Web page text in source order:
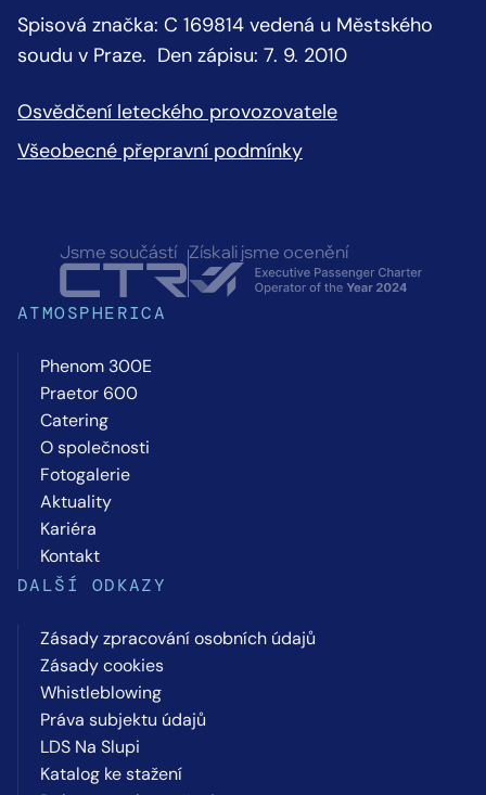
Spisová značka: C 169814 vedená u Městského
soudu v Praze. Den zápisu: 7. 9. 2010
Osvědčení leteckého provozovatele
Všeobecné přepravní podmínky
Jsme součástí Získali jsme ocenění
ATMOSPHERICA
Phenom 300E
Praetor 600
Catering
O společnosti
Fotogalerie
Aktuality
Kariéra
Kontakt
DALŠÍ ODKAZY
Zásady zpracování osobních údajů
Zásady cookies
Whistleblowing
Práva subjektu údajů
LDS Na Slupi
Katalog ke stažení